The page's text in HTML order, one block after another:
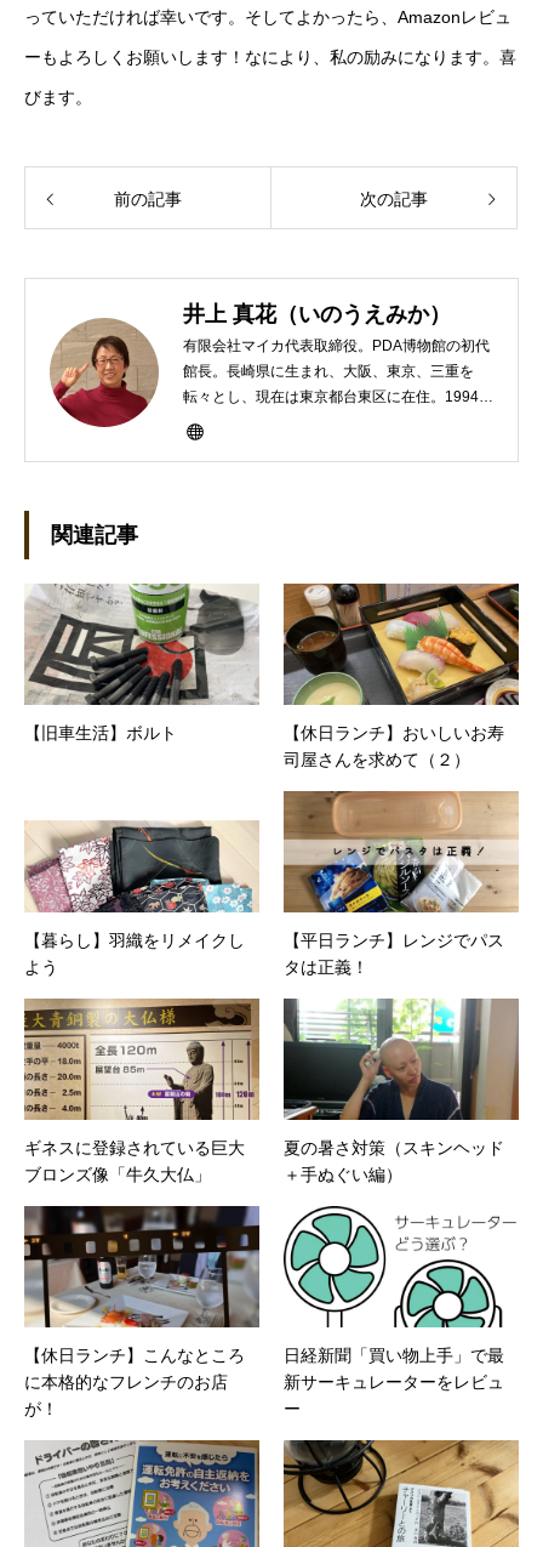
っていただければ幸いです。そしてよかったら、Amazonレビュ
ーもよろしくお願いします！なにより、私の励みになります。喜
びます。
前の記事 次の記事
井上 真花（いのうえみか）
有限会社マイカ代表取締役。PDA博物館の初代
館長。長崎県に生まれ、大阪、東京、三重を
転々とし、現在は東京都台東区に在住。1994年
にHP100LXと出会ったのをきかっけに、フリ
制作。プライベートでは、井上円了哲学塾の第
一期修了生として「哲学カフェ＠神保町」の世
話人、2020年以降は「なごテツ」のオンライン
カフェの世話人を務める。趣味は考えること。
関連記事
【旧車生活】ボルト
【休日ランチ】おいしいお寿
司屋さんを求めて（２）
【暮らし】羽織をリメイクし
よう
【平日ランチ】レンジでパス
タは正義！
ギネスに登録されている巨大
ブロンズ像「牛久大仏」
夏の暑さ対策（スキンヘッド
＋手ぬぐい編）
【休日ランチ】こんなところ
に本格的なフレンチのお店
が！
日経新聞「買い物上手」で最
新サーキュレーターをレビュ
ー